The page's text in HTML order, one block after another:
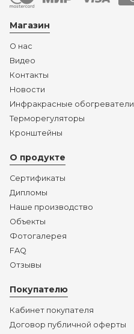
Магазин
О нас
Видео
Контакты
Новости
Инфракрасные обогреватели
Терморегуляторы
Кронштейны
О продукте
Сертификаты
Дипломы
Наше производство
Объекты
Фотогалерея
FAQ
Отзывы
Покупателю
Кабинет покупателя
Договор публичной оферты